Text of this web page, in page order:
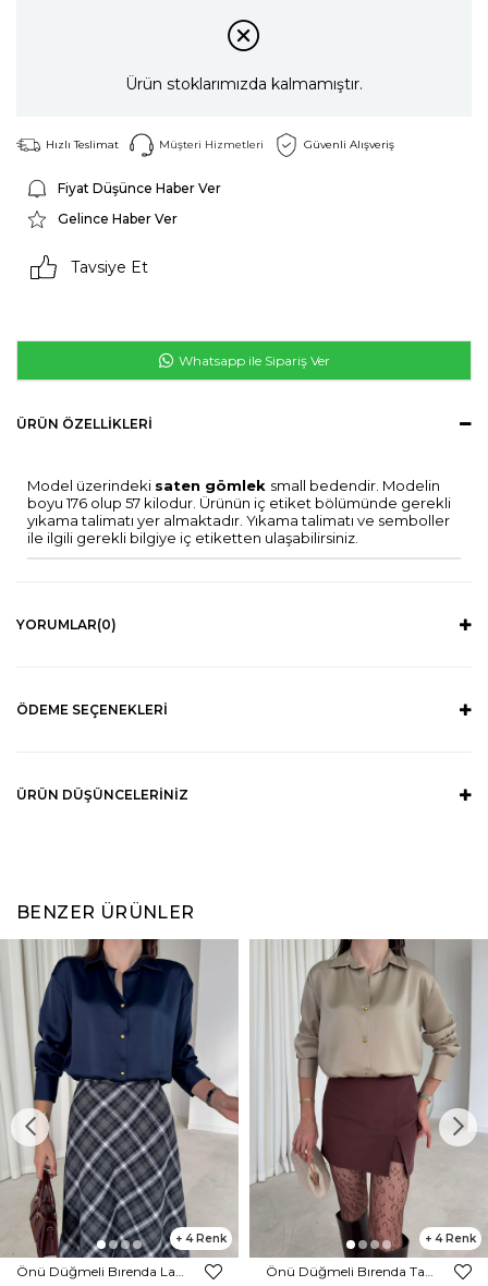
Ürün stoklarımızda kalmamıştır.
Hızlı Teslimat Müşteri Hizmetleri Güvenli Alışveriş
Fiyat Düşünce Haber Ver
Gelince Haber Ver
Tavsiye Et
Whatsapp ile Sipariş Ver
ÜRÜN ÖZELLIKLERI
Model üzerindeki saten gömlek small bedendir. Modelin
boyu 176 olup 57 kilodur. Ürünün iç etiket bölümünde gerekli
yıkama talimatı yer almaktadır. Yıkama talimatı ve semboller
ile ilgili gerekli bilgiye iç etiketten ulaşabilirsiniz.
YORUMLAR(0)
ÖDEME SEÇENEKLERI
ÜRÜN DÜŞÜNCELERINIZ
BENZER ÜRÜNLER
4 4